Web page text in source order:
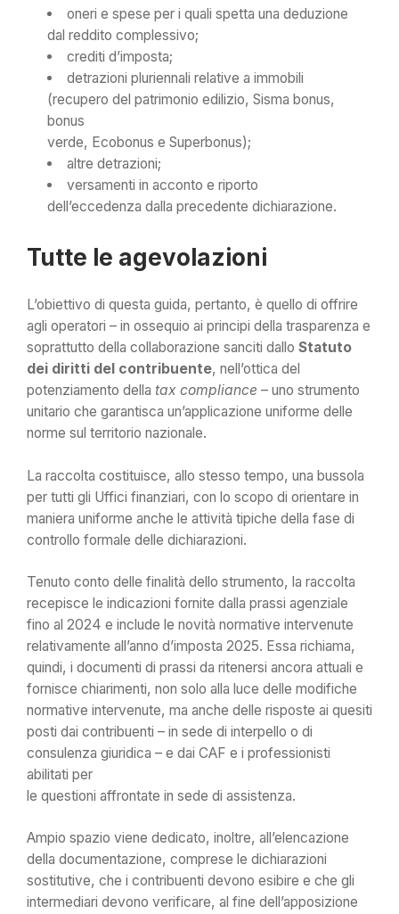
oneri e spese per i quali spetta una deduzione
dal reddito complessivo;
crediti d’imposta;
detrazioni pluriennali relative a immobili
(recupero del patrimonio edilizio, Sisma bonus,
bonus
verde, Ecobonus e Superbonus);
altre detrazioni;
versamenti in acconto e riporto
dell’eccedenza dalla precedente dichiarazione.
Tutte le agevolazioni
L’obiettivo di questa guida, pertanto, è quello di offrire
agli operatori – in ossequio ai principi della trasparenza e
soprattutto della collaborazione sanciti dallo Statuto
dei diritti del contribuente, nell’ottica del
potenziamento della tax compliance – uno strumento
unitario che garantisca un’applicazione uniforme delle
norme sul territorio nazionale.
La raccolta costituisce, allo stesso tempo, una bussola
per tutti gli Uffici finanziari, con lo scopo di orientare in
maniera uniforme anche le attività tipiche della fase di
controllo formale delle dichiarazioni.
Tenuto conto delle finalità dello strumento, la raccolta
recepisce le indicazioni fornite dalla prassi agenziale
fino al 2024 e include le novità normative intervenute
relativamente all’anno d’imposta 2025. Essa richiama,
quindi, i documenti di prassi da ritenersi ancora attuali e
fornisce chiarimenti, non solo alla luce delle modifiche
normative intervenute, ma anche delle risposte ai quesiti
posti dai contribuenti – in sede di interpello o di
consulenza giuridica – e dai CAF e i professionisti
abilitati per
le questioni affrontate in sede di assistenza.
Ampio spazio viene dedicato, inoltre, all’elencazione
della documentazione, comprese le dichiarazioni
sostitutive, che i contribuenti devono esibire e che gli
intermediari devono verificare, al fine dell’apposizione